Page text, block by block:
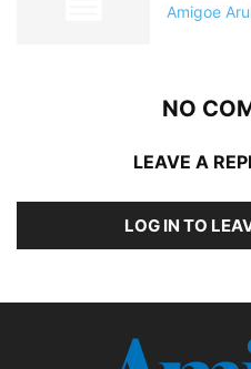
Amigoe
NO
LEAVE A
LOG IN TO